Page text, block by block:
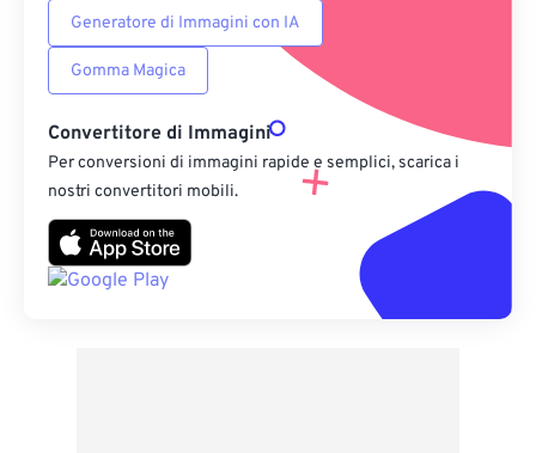
Generatore di Immagini con IA
Gomma Magica
Convertitore di Immagini
Per conversioni di immagini rapide e semplici, scarica i
nostri convertitori mobili.